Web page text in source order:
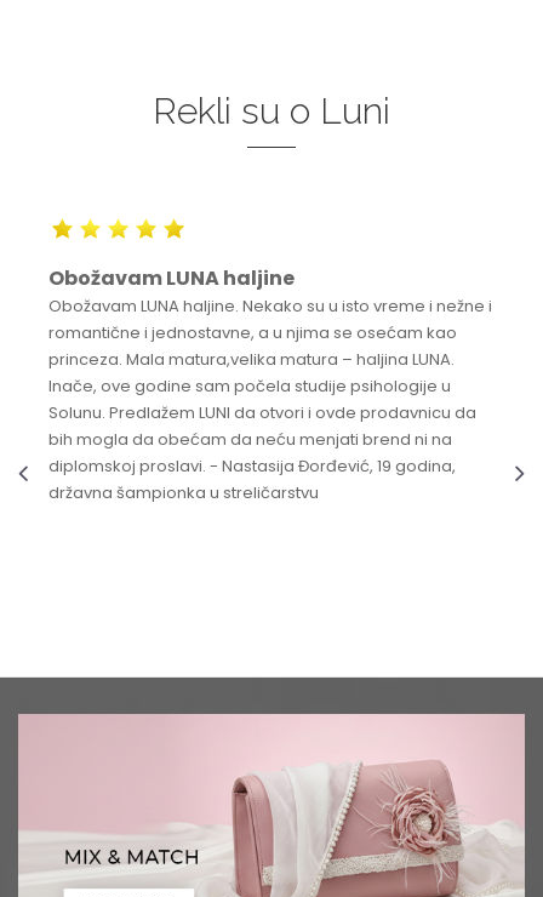
Rekli su o Luni
Obožavam LUNA haljine
Obožavam LUNA haljine. Nekako su u isto vreme i nežne i
romantične i jednostavne, a u njima se osećam kao
princeza. Mala matura,velika matura – haljina LUNA.
Inače, ove godine sam počela studije psihologije u
Solunu. Predlažem LUNI da otvori i ovde prodavnicu da
bih mogla da obećam da neću menjati brend ni na
diplomskoj proslavi. - Nastasija Đorđević, 19 godina,
državna šampionka u streličarstvu